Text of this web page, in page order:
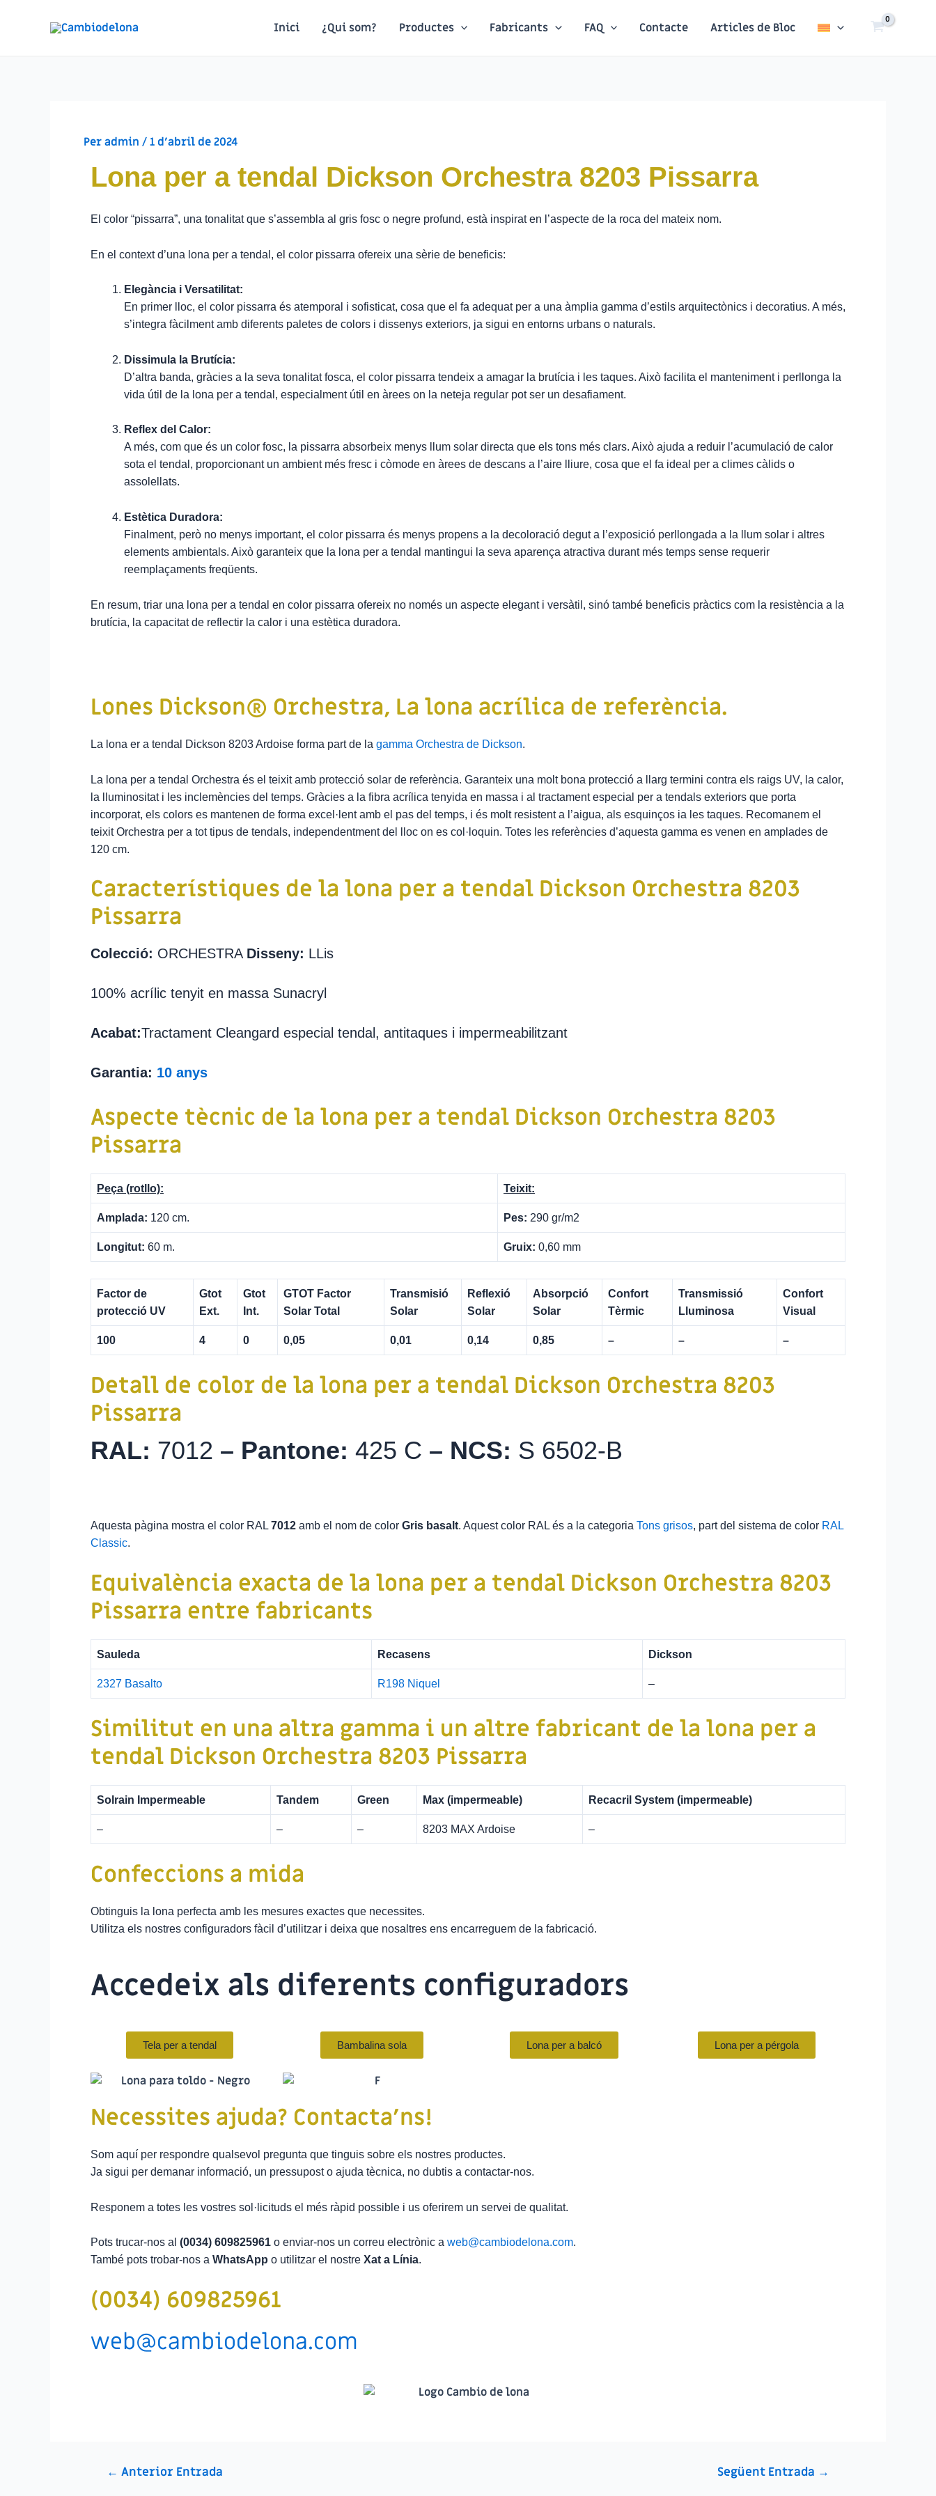
Inici ¿Qui som? Productes Fabricants FAQ Contacte Articles de Bloc
Peradmin /1 d'abril de 2024
Lona per a tendal Dickson Orchestra 8203 Pissarra
El color “pissarra”, una tonalitat que s’assembla al gris fosc o negre profund, està inspirat en l’aspecte de la roca del mateix nom.
En el context d’una lona per a tendal, el color pissarra ofereix una sèrie de beneficis:
Elegància i Versatilitat:
En primer lloc, el color pissarra és atemporal i sofisticat, cosa que el fa adequat per a una àmplia gamma d’estils arquitectònics i decoratius. A més,
s’integra fàcilment amb diferents paletes de colors i dissenys exteriors, ja sigui en entorns urbans o naturals.
Dissimula la Brutícia:
D’altra banda, gràcies a la seva tonalitat fosca, el color pissarra tendeix a amagar la brutícia i les taques. Això facilita el manteniment i perllonga la
vida útil de la lona per a tendal, especialment útil en àrees on la neteja regular pot ser un desafiament.
Reflex del Calor:
A més, com que és un color fosc, la pissarra absorbeix menys llum solar directa que els tons més clars. Això ajuda a reduir l’acumulació de calor
sota el tendal, proporcionant un ambient més fresc i còmode en àrees de descans a l’aire lliure, cosa que el fa ideal per a climes càlids o
assolellats.
Estètica Duradora:
Finalment, però no menys important, el color pissarra és menys propens a la decoloració degut a l’exposició perllongada a la llum solar i altres
elements ambientals. Això garanteix que la lona per a tendal mantingui la seva aparença atractiva durant més temps sense requerir
reemplaçaments freqüents.
En resum, triar una lona per a tendal en color pissarra ofereix no només un aspecte elegant i versàtil, sinó també beneficis pràctics com la resistència a la
brutícia, la capacitat de reflectir la calor i una estètica duradora.
Lones Dickson® Orchestra, La lona acrílica de referència.
La lona er a tendal Dickson 8203 Ardoise forma part de la gamma Orchestra de Dickson.
La lona per a tendal Orchestra és el teixit amb protecció solar de referència. Garanteix una molt bona protecció a llarg termini contra els raigs UV, la calor,
la lluminositat i les inclemències del temps. Gràcies a la fibra acrílica tenyida en massa i al tractament especial per a tendals exteriors que porta
incorporat, els colors es mantenen de forma excel·lent amb el pas del temps, i és molt resistent a l’aigua, als esquinços ia les taques. Recomanem el
teixit Orchestra per a tot tipus de tendals, independentment del lloc on es col·loquin. Totes les referències d’aquesta gamma es venen en amplades de
120 cm.
Característiques de la lona per a tendal Dickson Orchestra 8203
Pissarra
Colecció: ORCHESTRA Disseny: LLis
100% acrílic tenyit en massa Sunacryl
Acabat:Tractament Cleangard especial tendal, antitaques i impermeabilitzant
Garantia: 10 anys
Aspecte tècnic de la lona per a tendal Dickson Orchestra 8203
Pissarra
Peça (rotllo): Teixit:
Amplada: 120 cm. Pes: 290 gr/m2
Longitut: 60 m. Gruix: 0,60 mm
Factor de
protecció UV
Gtot
Ext.
Gtot
Int.
GTOT Factor
Solar Total
Transmisió
Solar
Reflexió
Solar
Absorpció
Solar
Confort
Tèrmic
Transmissió
Lluminosa
Confort
Visual
100 4 0 0,05 0,01 0,14 0,85 – – –
Detall de color de la lona per a tendal Dickson Orchestra 8203
Pissarra
RAL: 7012 – Pantone: 425 C – NCS: S 6502-B
Aquesta pàgina mostra el color RAL 7012 amb el nom de color Gris basalt. Aquest color RAL és a la categoria Tons grisos, part del sistema de color RAL
Classic.
Equivalència exacta de la lona per a tendal Dickson Orchestra 8203
Pissarra entre fabricants
Sauleda Recasens Dickson
2327 Basalto R198 Niquel –
Similitut en una altra gamma i un altre fabricant de la lona per a
tendal Dickson Orchestra 8203 Pissarra
Solrain Impermeable Tandem Green Max (impermeable) Recacril System (impermeable)
– – – 8203 MAX Ardoise –
Confeccions a mida
Obtinguis la lona perfecta amb les mesures exactes que necessites.
Utilitza els nostres configuradors fàcil d’utilitzar i deixa que nosaltres ens encarreguem de la fabricació.
Accedeix als diferents configuradors
Tela per a tendal Bambalina sola Lona per a balcó Lona per a pérgola
Necessites ajuda? Contacta’ns!
Som aquí per respondre qualsevol pregunta que tinguis sobre els nostres productes.
Ja sigui per demanar informació, un pressupost o ajuda tècnica, no dubtis a contactar-nos.
Responem a totes les vostres sol·licituds el més ràpid possible i us oferirem un servei de qualitat.
Pots trucar-nos al (0034) 609825961 o enviar-nos un correu electrònic a web@cambiodelona.com.
També pots trobar-nos a WhatsApp o utilitzar el nostre Xat a Línia.
(0034) 609825961
web@cambiodelona.com
← Anterior Entrada Següent Entrada →